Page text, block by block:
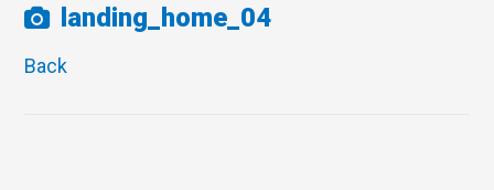
landing_home_04
Back